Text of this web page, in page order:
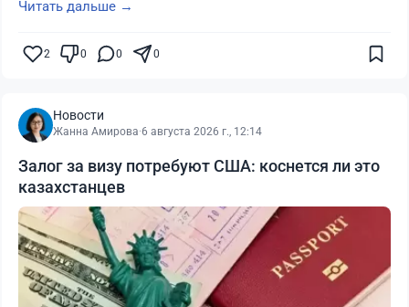
Читать дальше →
2 0 0 0
Новости
Жанна Амирова·6 августа 2026 г., 12:14
Залог за визу потребуют США: коснется ли это
казахстанцев